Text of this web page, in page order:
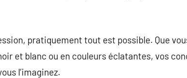
pratiquement tout est possible. Que
et blanc ou en couleurs éclatantes, vos
l’imaginez.